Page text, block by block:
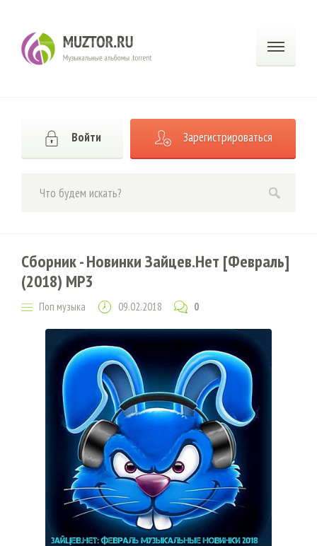
Войти Зарегистрироваться
Сборник - Новинки Зайцев.Нет [Февраль]
(2018) MP3
Поп музыка 09.02.2018 0